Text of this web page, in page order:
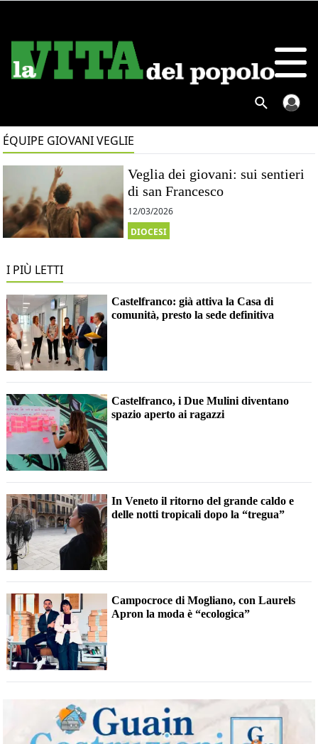
ÉQUIPE GIOVANI VEGLIE
Veglia dei giovani: sui sentieri
di san Francesco
12/03/2026
DIOCESI
I PIÙ LETTI
Castelfranco: già attiva la Casa di
comunità, presto la sede definitiva
Castelfranco, i Due Mulini diventano
spazio aperto ai ragazzi
In Veneto il ritorno del grande caldo e
delle notti tropicali dopo la “tregua”
Campocroce di Mogliano, con Laurels
Apron la moda è “ecologica”